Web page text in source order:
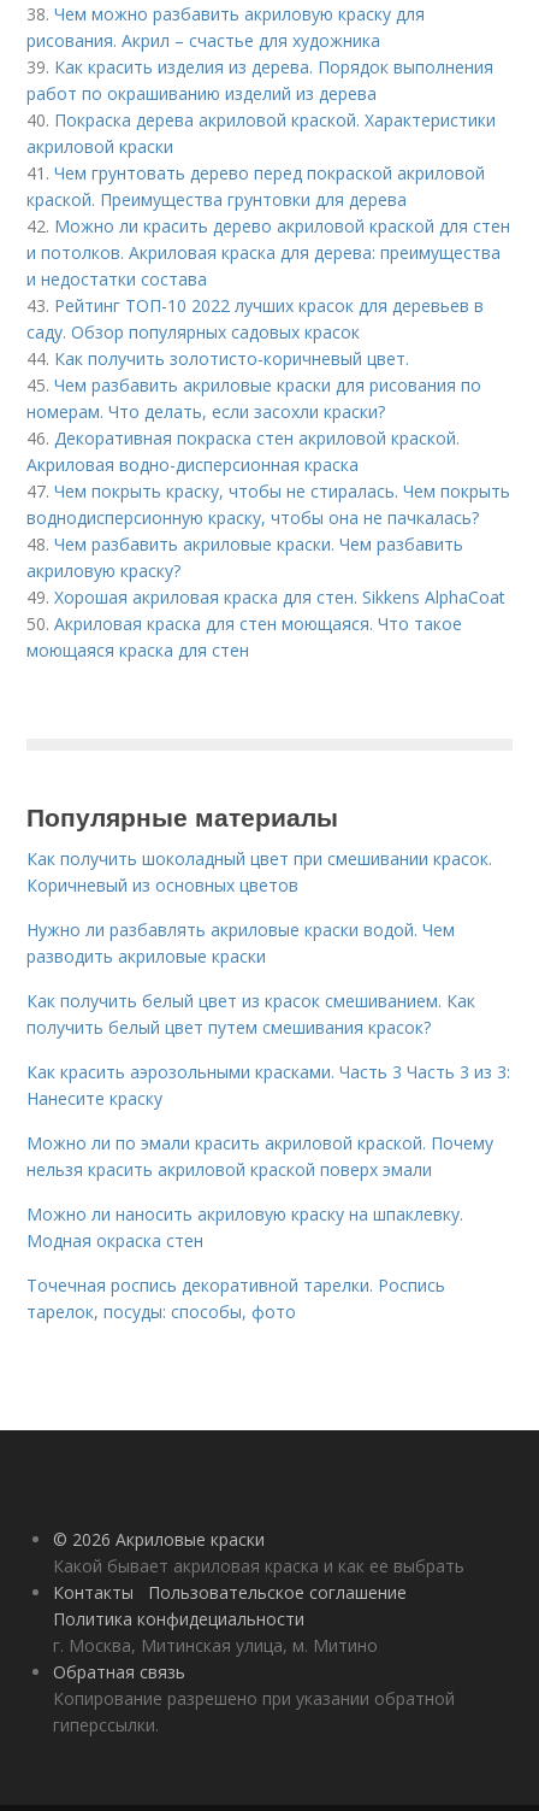
38.Чем можно разбавить акриловую краску для
рисования. Акрил – счастье для художника
39. Как красить изделия из дерева. Порядок выполнения
работ по окрашиванию изделий из дерева
40. Покраска дерева акриловой краской. Характеристики
акриловой краски
41.Чем грунтовать дерево перед покраской акриловой
краской. Преимущества грунтовки для дерева
42. Можно ли красить дерево акриловой краской для стен
и потолков. Акриловая краска для дерева: преимущества
и недостатки состава
43. Рейтинг ТОП-10 2022 лучших красок для деревьев в
саду. Обзор популярных садовых красок
44. Как получить золотисто-коричневый цвет.
45.Чем разбавить акриловые краски для рисования по
номерам. Что делать, если засохли краски?
46.Декоративная покраска стен акриловой краской.
Акриловая водно-дисперсионная краска
47.Чем покрыть краску, чтобы не стиралась. Чем покрыть
воднодисперсионную краску, чтобы она не пачкалась?
48.Чем разбавить акриловые краски. Чем разбавить
акриловую краску?
49.Хорошая акриловая краска для стен. Sikkens AlphaCoat
50.Акриловая краска для стен моющаяся. Что такое
моющаяся краска для стен
Популярные материалы
Как получить шоколадный цвет при смешивании красок.
Коричневый из основных цветов
Нужно ли разбавлять акриловые краски водой. Чем
разводить акриловые краски
Как получить белый цвет из красок смешиванием. Как
получить белый цвет путем смешивания красок?
Как красить аэрозольными красками. Часть 3 Часть 3 из 3:
Нанесите краску
Можно ли по эмали красить акриловой краской. Почему
нельзя красить акриловой краской поверх эмали
Можно ли наносить акриловую краску на шпаклевку.
Модная окраска стен
Точечная роспись декоративной тарелки. Роспись
тарелок, посуды: способы, фото
© 2026 Акриловые краски
Какой бывает акриловая краска и как ее выбрать
Контакты
Пользовательское соглашение
Политика конфидециальности
г. Москва, Митинская улица, м. Митино
Обратная связь
Копирование разрешено при указании обратной
гиперссылки.